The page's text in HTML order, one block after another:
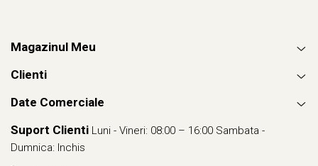
Magazinul Meu
Clienti
Date Comerciale
Suport Clienti Luni - Vineri: 08:00 – 16:00 Sambata -
Dumnica: Inchis